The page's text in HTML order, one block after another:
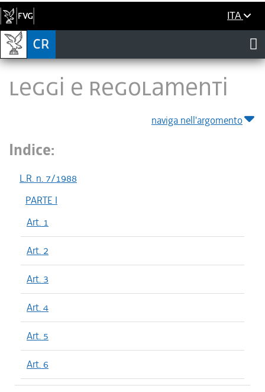
ITA
LEGGI E REGOLAMENTI
naviga nell'argomento
Indice:
L.R. n. 7/1988
PARTE I
Art. 1
Art. 2
Art. 3
Art. 4
Art. 5
Art. 6